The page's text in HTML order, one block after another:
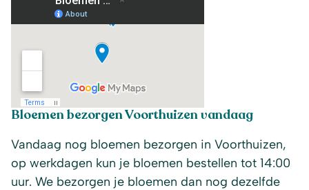
Bloemen bezorgen Voorthuizen vandaag
Vandaag nog bloemen bezorgen in Voorthuizen,
op werkdagen kun je bloemen bestellen tot 14:00
uur. We bezorgen je bloemen dan nog dezelfde